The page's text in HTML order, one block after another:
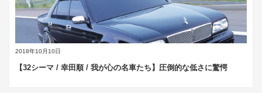
2018年10月10日
【32シーマ / 幸田順 / 我が心の名車たち】圧倒的な低さに驚愕